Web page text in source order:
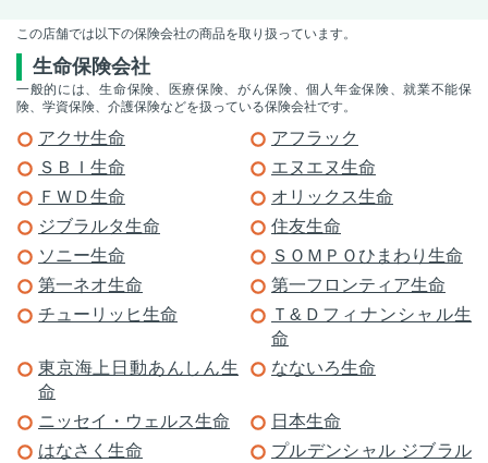
この店舗では以下の保険会社の商品を取り扱っています。
生命保険会社
一般的には、生命保険、医療保険、がん保険、個人年金保険、就業不能保
険、学資保険、介護保険などを扱っている保険会社です。
アクサ生命
アフラック
ＳＢＩ生命
エヌエヌ生命
ＦＷＤ生命
オリックス生命
ジブラルタ生命
住友生命
ソニー生命
ＳＯＭＰＯひまわり生命
第一ネオ生命
第一フロンティア生命
チューリッヒ生命
Ｔ&Ｄフィナンシャル生
命
東京海上日動あんしん生
命
なないろ生命
ニッセイ・ウェルス生命
日本生命
はなさく生命
プルデンシャル ジブラル